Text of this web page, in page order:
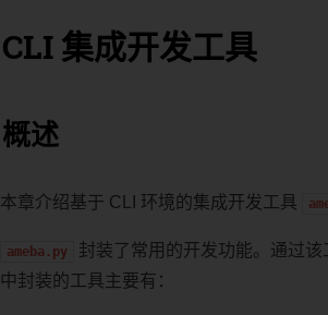
CLI 集成开发工具
概述
本章介绍基于 CLI 环境的集成开发工具
ameba.py
封装了常用的开发功能。通过
中封装的工具主要有：